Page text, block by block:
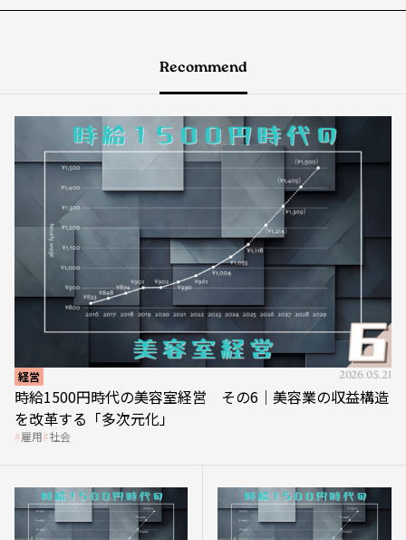
Recommend
経営 2026.05.21
時給1500円時代の美容室経営 その6｜美容業の収益構造
を改革する「多次元化」
雇用 社会